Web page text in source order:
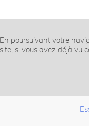
En poursuivant votre
site, si vous avez déjà vu